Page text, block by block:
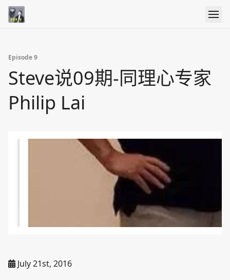
Episode 9
Steve说09期-同理心专家
Philip Lai
July 21st, 2016